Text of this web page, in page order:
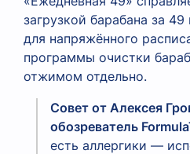
загрузкой барабана за
для напряжённого
программы очистки
отжимом отдельно.
Совет от Алексея
обозреватель
есть аллергики —